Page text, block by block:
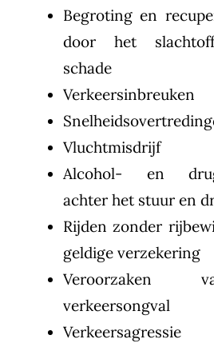
Begroting en
door het
schade
Verkeersinbreuken
Vluchtmisdrijf
Alcohol- en
achter het stuur en
Rijden zonder
geldige verzekering
Veroorzaken
verkeersongval
Verkeersagressie